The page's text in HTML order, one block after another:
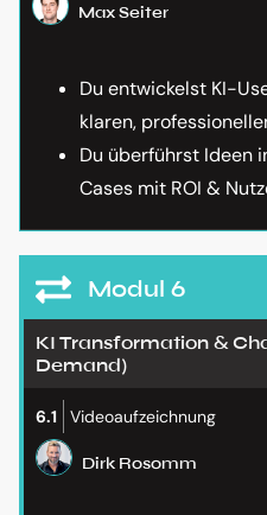
Max Seiter
Du entwickelst KI-
klaren,
Du überführst Ideen
Cases mit ROI &
Modul 6
KI Transformation &
Demand)
6.1 Videoaufzeichnung
Dirk Rosomm